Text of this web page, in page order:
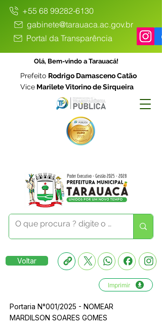
+55 68 99282-6130
gabinete@tarauaca.ac.gov.br
Portal da Transparência
Olá, Bem-vindo a Tarauacá!
Prefeito Rodrigo Damasceno Catão
Vice Marilete Vitorino de Sirqueira
Voltar
Imprimir
Portaria N°001/2025 - NOMEAR
MARDILSON SOARES GOMES